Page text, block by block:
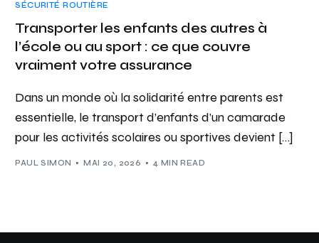
SÉCURITÉ ROUTIÈRE
Transporter les enfants des autres à
l’école ou au sport : ce que couvre
vraiment votre assurance
Dans un monde où la solidarité entre parents est
essentielle, le transport d’enfants d’un camarade
pour les activités scolaires ou sportives devient […]
PAUL SIMON MAI 20, 2026 4 MIN READ